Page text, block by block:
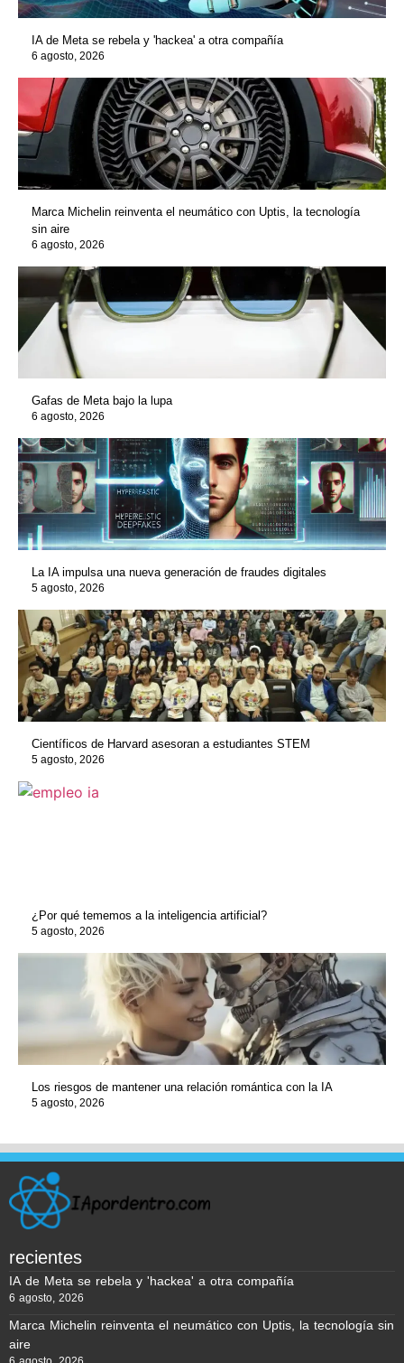
IA de Meta se rebela y 'hackea' a otra compañía
6 agosto, 2026
Marca Michelin reinventa el neumático con Uptis, la tecnología
sin aire
6 agosto, 2026
Gafas de Meta bajo la lupa
6 agosto, 2026
La IA impulsa una nueva generación de fraudes digitales
5 agosto, 2026
Científicos de Harvard asesoran a estudiantes STEM
5 agosto, 2026
¿Por qué tememos a la inteligencia artificial?
5 agosto, 2026
Los riesgos de mantener una relación romántica con la IA
5 agosto, 2026
recientes
IA de Meta se rebela y 'hackea' a otra compañía
6 agosto, 2026
Marca Michelin reinventa el neumático con Uptis, la tecnología sin
aire